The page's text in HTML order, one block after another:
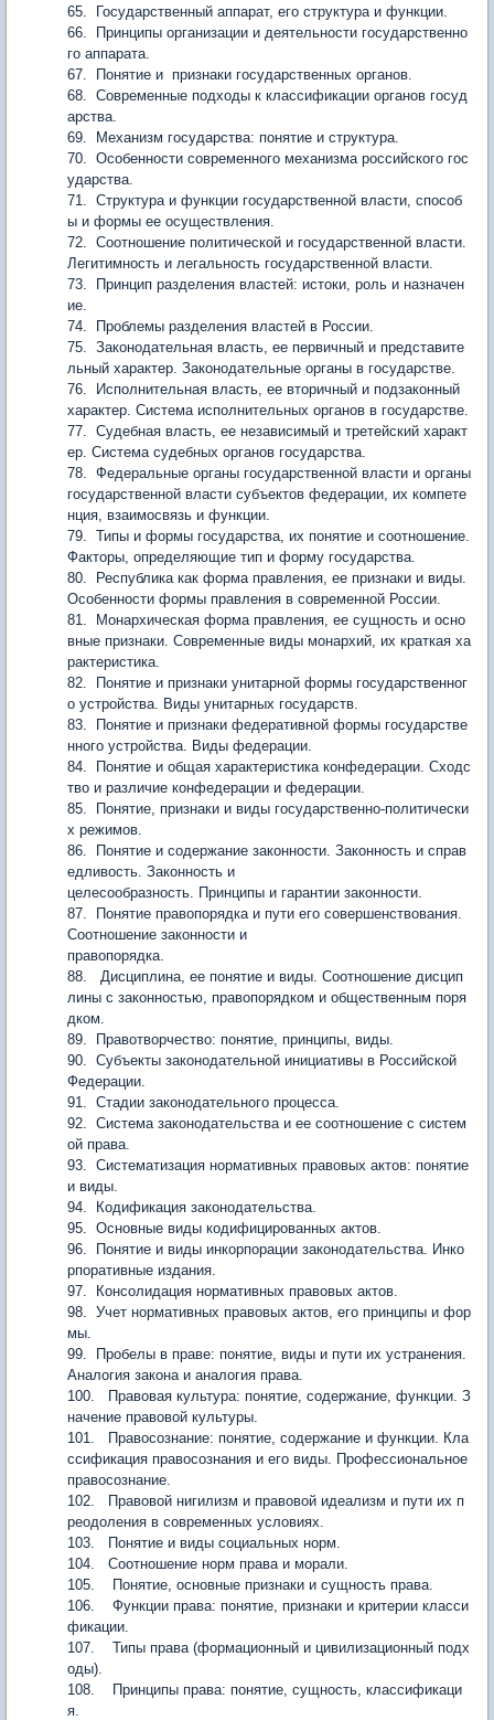
65. Государственный аппарат, его структура и функции.
66. Принципы организации и деятельности государственно
го аппарата.
67. Понятие и признаки государственных органов.
68. Современные подходы к классификации органов госуд
арства.
69. Механизм государства: понятие и структура.
70. Особенности современного механизма российского гос
ударства.
71. Структура и функции государственной власти, способ
ы и формы ее осуществления.
72. Соотношение политической и государственной власти.
Легитимность и легальность государственной власти.
73. Принцип разделения властей: истоки, роль и назначен
ие.
74. Проблемы разделения властей в России.
75. Законодательная власть, ее первичный и представите
льный характер. Законодательные органы в государстве.
76. Исполнительная власть, ее вторичный и подзаконный
характер. Система исполнительных органов в государстве.
77. Судебная власть, ее независимый и третейский характ
ер. Система судебных органов государства.
78. Федеральные органы государственной власти и органы
государственной власти субъектов федерации, их компете
нция, взаимосвязь и функции.
79. Типы и формы государства, их понятие и соотношение.
Факторы, определяющие тип и форму государства.
80. Республика как форма правления, ее признаки и виды.
Особенности формы правления в современной России.
81. Монархическая форма правления, ее сущность и осно
вные признаки. Современные виды монархий, их краткая ха
рактеристика.
82. Понятие и признаки унитарной формы государственног
о устройства. Виды унитарных государств.
83. Понятие и признаки федеративной формы государстве
нного устройства. Виды федерации.
84. Понятие и общая характеристика конфедерации. Сходс
тво и различие конфедерации и федерации.
85. Понятие, признаки и виды государственно-политически
х режимов.
86. Понятие и содержание законности. Законность и справ
едливость. Законность и
целесообразность. Принципы и гарантии законности.
87. Понятие правопорядка и пути его совершенствования.
Соотношение законности и
правопорядка.
88. Дисциплина, ее понятие и виды. Соотношение дисцип
лины с законностью, правопорядком и общественным поря
дком.
89. Правотворчество: понятие, принципы, виды.
90. Субъекты законодательной инициативы в Российской
Федерации.
91. Стадии законодательного процесса.
92. Система законодательства и ее соотношение с систем
ой права.
93. Систематизация нормативных правовых актов: понятие
и виды.
94. Кодификация законодательства.
95. Основные виды кодифицированных актов.
96. Понятие и виды инкорпорации законодательства. Инко
рпоративные издания.
97. Консолидация нормативных правовых актов.
98. Учет нормативных правовых актов, его принципы и фор
мы.
99. Пробелы в праве: понятие, виды и пути их устранения.
Аналогия закона и аналогия права.
100. Правовая культура: понятие, содержание, функции. З
начение правовой культуры.
101. Правосознание: понятие, содержание и функции. Кла
ссификация правосознания и его виды. Профессиональное
правосознание.
102. Правовой нигилизм и правовой идеализм и пути их п
реодоления в современных условиях.
103. Понятие и виды социальных норм.
104. Соотношение норм права и морали.
105. Понятие, основные признаки и сущность права.
106. Функции права: понятие, признаки и критерии класси
фикации.
107. Типы права (формационный и цивилизационный подх
оды).
108. Принципы права: понятие, сущность, классификаци
я.